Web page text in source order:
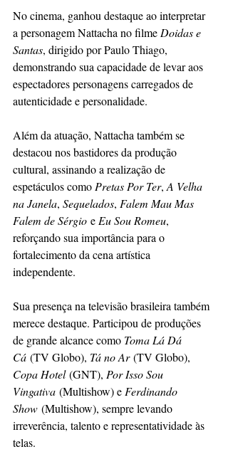
No cinema, ganhou destaque ao interpretar
a personagem Nattacha no filme Doidas e
Santas, dirigido por Paulo Thiago,
demonstrando sua capacidade de levar aos
espectadores personagens carregados de
autenticidade e personalidade.
Além da atuação, Nattacha também se
destacou nos bastidores da produção
cultural, assinando a realização de
espetáculos como Pretas Por Ter, A Velha
na Janela, Sequelados, Falem Mau Mas
Falem de Sérgio e Eu Sou Romeu,
reforçando sua importância para o
fortalecimento da cena artística
independente.
Sua presença na televisão brasileira também
merece destaque. Participou de produções
de grande alcance como Toma Lá Dá
Cá (TV Globo), Tá no Ar (TV Globo),
Copa Hotel (GNT), Por Isso Sou
Vingativa (Multishow) e Ferdinando
Show (Multishow), sempre levando
irreverência, talento e representatividade às
telas.